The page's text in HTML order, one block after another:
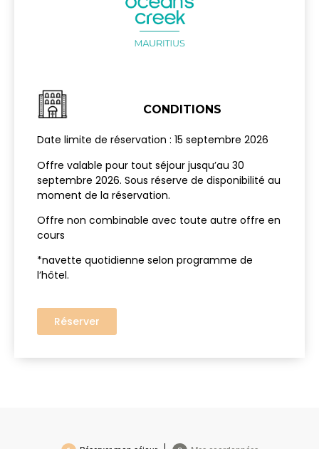
CONDITIONS
Date limite de réservation : 15 septembre 2026
Offre valable pour tout séjour jusqu’au 30
septembre 2026. Sous réserve de disponibilité au
moment de la réservation.
Offre non combinable avec toute autre offre en
cours
*navette quotidienne selon programme de
l’hôtel.
Réserver